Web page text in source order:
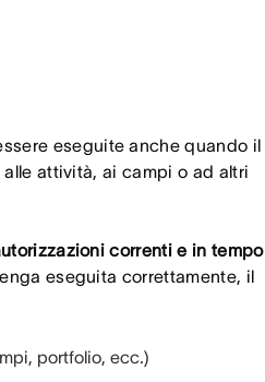
eseguite anche quando il
attività, ai campi o ad altri
correnti e in tempo
eseguita correttamente, il
portfolio, ecc.)